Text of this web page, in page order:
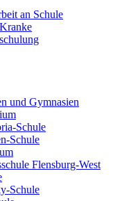
an Schule
und Gymnasien
Schule
Schule
Flensburg-West
Schule